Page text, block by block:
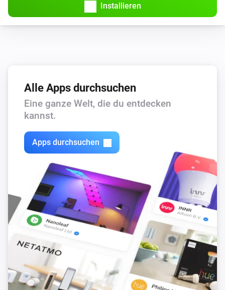
Installieren
Alle Apps durchsuchen
Eine ganze Welt, die du entdecken
kannst.
Apps durchsuchen